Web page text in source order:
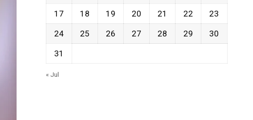
17 18 19 20 21 22 23
24 25 26 27 28 29 30
31
« Jul